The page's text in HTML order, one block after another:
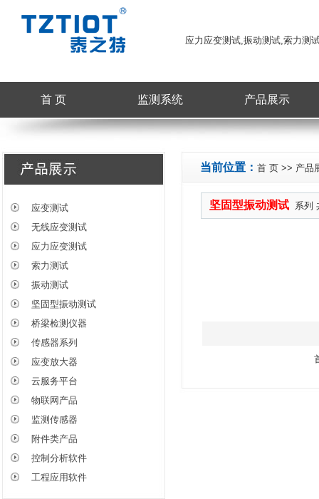
应力应变测试,振动测试,索力测
首 页 监测系统 产品展示
应变测试
无线应变测试
应力应变测试
索力测试
振动测试
坚固型振动测试
桥梁检测仪器
传感器系列
应变放大器
云服务平台
物联网产品
监测传感器
附件类产品
控制分析软件
工程应用软件
当前位置： 首 页 >> 产品
坚固型振动测试 系列